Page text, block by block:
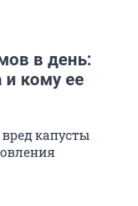
в день:
и кому ее
капусты